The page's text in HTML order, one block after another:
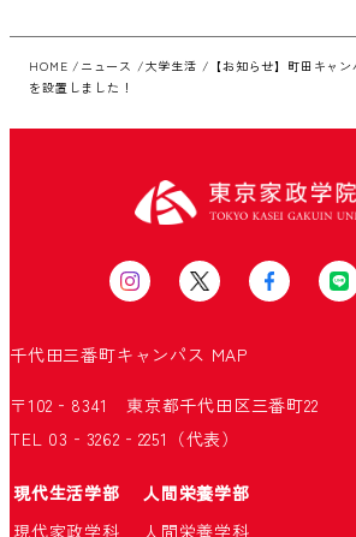
HOME ニュース 大学生活
【お知らせ】町田キャ
を設置しました！
千代田三番町キャンパス MAP
〒102‐8341 東京都千代田区三番町22
TEL 03‐3262‐2251（代表）
現代生活学部
人間栄養学部
現代家政学科
人間栄養学科